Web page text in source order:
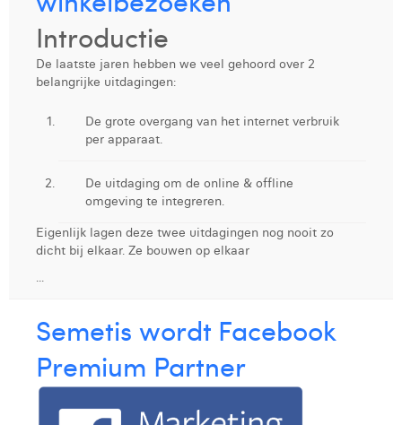
Victor Hayot
William Rezette
Yaël Vanhoe
Introductie
De laatste jaren hebben we veel gehoord over 2
belangrijke uitdagingen:
De grote overgang van het internet verbruik
per apparaat.
De uitdaging om de online & offline
omgeving te integreren.
Eigenlijk lagen deze twee uitdagingen nog nooit zo
dicht bij elkaar. Ze bouwen op elkaar
...
Semetis wordt Facebook
Premium Partner